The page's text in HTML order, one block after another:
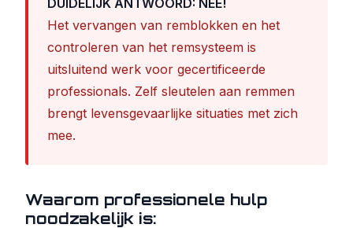
DUIDELIJK ANTWOORD: NEE!
Het vervangen van remblokken en het
controleren van het remsysteem is
uitsluitend werk voor gecertificeerde
professionals. Zelf sleutelen aan remmen
brengt levensgevaarlijke situaties met zich
mee.
Waarom professionele hulp
noodzakelijk is: